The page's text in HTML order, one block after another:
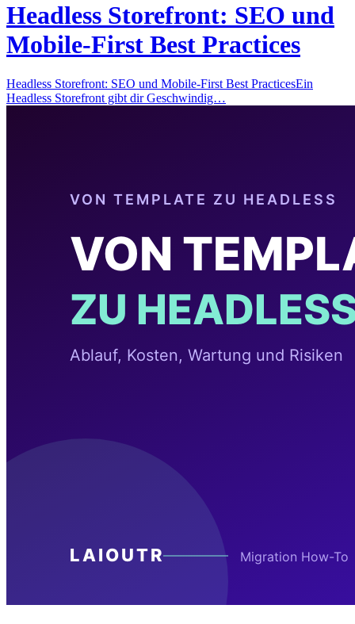
Headless Storefront: SEO und
Mobile-First Best Practices
Headless Storefront: SEO und Mobile-First Best PracticesEin
Headless Storefront gibt dir Geschwindig…